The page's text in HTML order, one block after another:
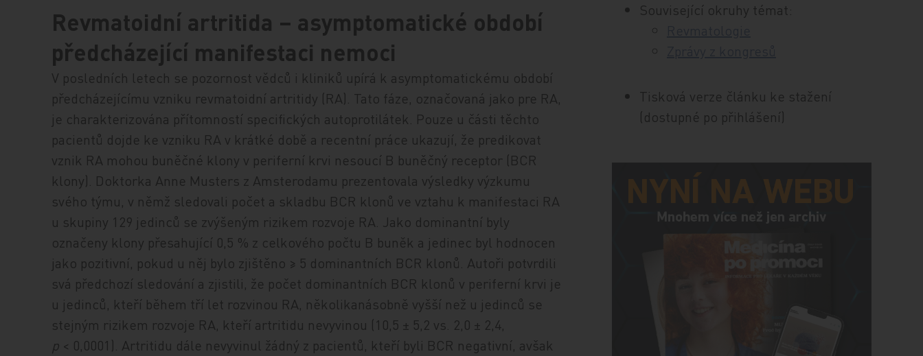
Revmatoidní artritida – asymptomatické období
předcházející manifestaci nemoci
V posledních letech se pozornost vědců i kliniků upírá k asymptomatickému období
předcházejícímu vzniku revmatoidní artritidy (RA). Tato fáze, označovaná jako pre RA,
je charakterizována přítomností specifických autoprotilátek. Pouze u části těchto
pacientů dojde ke vzniku RA v krátké době a recentní práce ukazují, že predikovat
vznik RA mohou buněčné klony v periferní krvi nesoucí B buněčný receptor (BCR
klony). Doktorka Anne Musters z Amsterodamu prezentovala výsledky výzkumu
svého týmu, v němž sledovali počet a skladbu BCR klonů ve vztahu k manifestaci RA
u skupiny 129 jedinců se zvýšeným rizikem rozvoje RA. Jako dominantní byly
označeny klony přesahující 0,5 % z celkového počtu B buněk a jedinec byl hodnocen
jako pozitivní, pokud u něj bylo zjištěno ≥ 5 dominantních BCR klonů. Autoři potvrdili
svá předchozí sledování a zjistili, že počet dominantních BCR klonů v periferní krvi je
u jedinců, kteří během tří let rozvinou RA, několikanásobně vyšší než u jedinců se
stejným rizikem rozvoje RA, kteří artritidu nevyvinou (10,5 ± 5,2 vs. 2,0 ± 2,4,
p < 0,0001). Artritidu dále nevyvinul žádný z pacientů, kteří byli BCR negativní, avšak
Související okruhy témat:
Tisková verze článku ke stažení
(dostupné po přihlášení)